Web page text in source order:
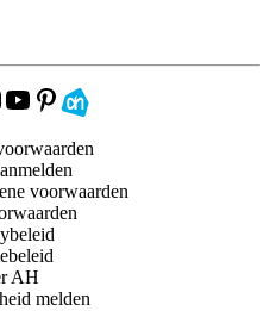
voorwaarden
AH
melden